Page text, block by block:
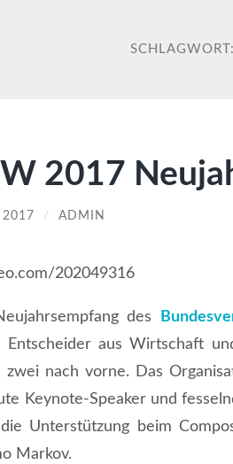
SCHLAGWORT:
2017
2017 / ADMIN
202049316
des
aus Wirtschaft
zwei nach vorne. Das
Keynote-Speaker und
Unterstützung beim
Markov.